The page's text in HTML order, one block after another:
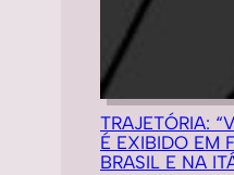
TRAJETÓRIA:
É EXIBIDO EM
BRASIL E NA